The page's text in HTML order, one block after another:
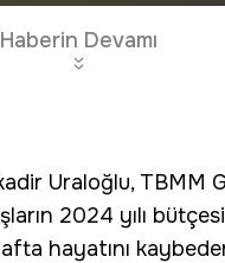
Haberin Devamı
Uraloğlu, TBMM
2024 yılı
hayatını